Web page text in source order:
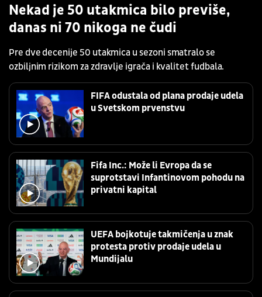
Nekad je 50 utakmica bilo previše,
danas ni 70 nikoga ne čudi
Pre dve decenije 50 utakmica u sezoni smatralo se
ozbiljnim rizikom za zdravlje igrača i kvalitet fudbala.
FIFA odustala od plana prodaje udela
u Svetskom prvenstvu
Fifa Inc.: Može li Evropa da se
suprotstavi Infantinovom pohodu na
privatni kapital
UEFA bojkotuje takmičenja u znak
protesta protiv prodaje udela u
Mundijalu